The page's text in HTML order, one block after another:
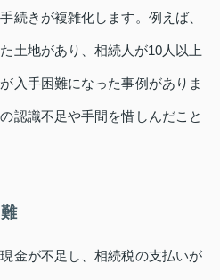
続きが複雑化します。例えば、
土地があり、相続人が10人以上
入手困難になった事例がありま
認識不足や手間を惜しんだこと
金が不足し、相続税の支払いが